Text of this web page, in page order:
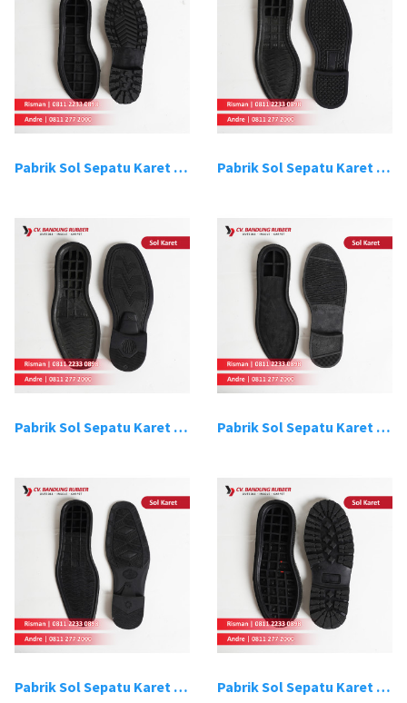
Pabrik Sol Sepatu Karet Bandung 1 Pabrik Sol Sepatu Karet Bandung 2
Pabrik Sol Sepatu Karet Bandung 3 Pabrik Sol Sepatu Karet Bandung 4
Pabrik Sol Sepatu Karet Bandung 5 Pabrik Sol Sepatu Karet Bandung 6